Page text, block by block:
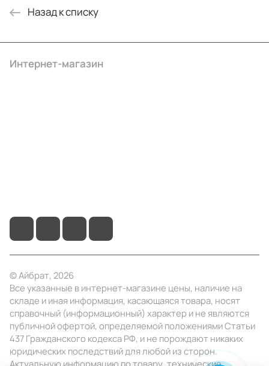
Назад к списку
Интернет-магазин
© Айбрат, 2026
Все указанные в интернет-магазине цены, наличие на
складе и иная информация, касающаяся товара, носят
справочный (информационный) характер и не являются
публичной офертой, определяемой положениями Статьи
437 Гражданского кодекса РФ, и не порождают никаких
юридических последствий для любой из сторон.